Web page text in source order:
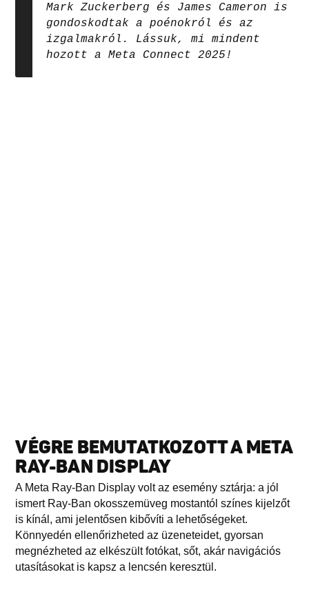
Mark Zuckerberg és James Cameron is
gondoskodtak a poénokról és az
izgalmakról. Lássuk, mi mindent
hozott a Meta Connect 2025!
VÉGRE BEMUTATKOZOTT A META
RAY-BAN DISPLAY
A Meta Ray-Ban Display volt az esemény sztárja: a jól
ismert Ray-Ban okosszemüveg mostantól színes kijelzőt
is kínál, ami jelentősen kibővíti a lehetőségeket.
Könnyedén ellenőrizheted az üzeneteidet, gyorsan
megnézheted az elkészült fotókat, sőt, akár navigációs
utasításokat is kapsz a lencsén keresztül.